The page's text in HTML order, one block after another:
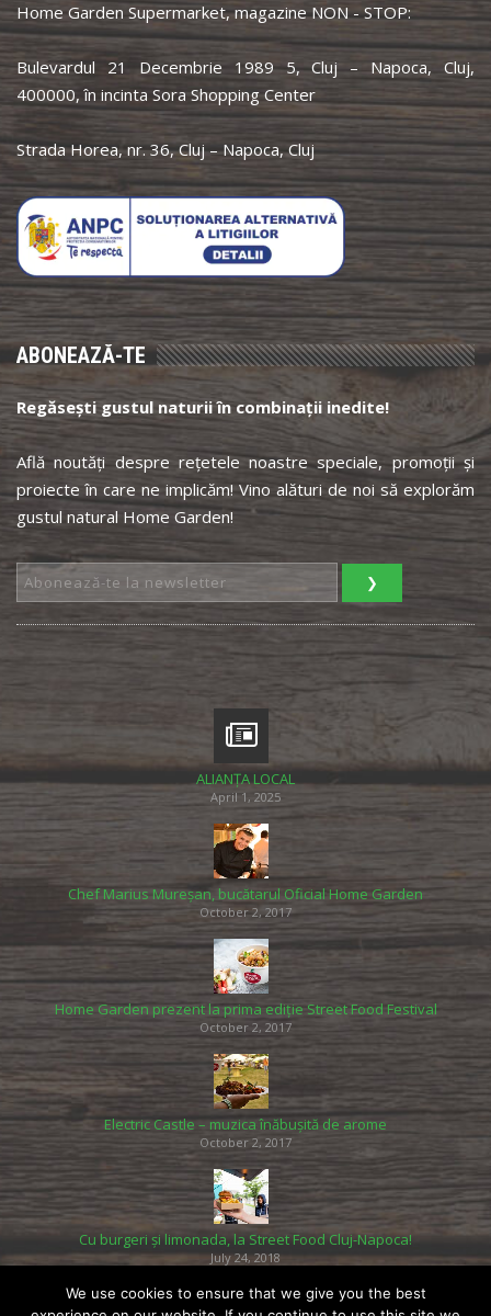
Home Garden Supermarket, magazine NON - STOP:
Bulevardul 21 Decembrie 1989 5, Cluj – Napoca, Cluj,
400000, în incinta Sora Shopping Center
Strada Horea, nr. 36, Cluj – Napoca, Cluj
ABONEAZĂ-TE
Regăsești gustul naturii în combinații inedite!
Află noutăți despre rețetele noastre speciale, promoții și
proiecte în care ne implicăm! Vino alături de noi să explorăm
gustul natural Home Garden!
ALIANȚA LOCAL
April 1, 2025
Chef Marius Mureșan, bucătarul Oficial Home Garden
October 2, 2017
Home Garden prezent la prima ediție Street Food Festival
October 2, 2017
Electric Castle – muzica înăbușită de arome
October 2, 2017
Cu burgeri și limonada, la Street Food Cluj-Napoca!
July 24, 2018
We use cookies to ensure that we give you the best